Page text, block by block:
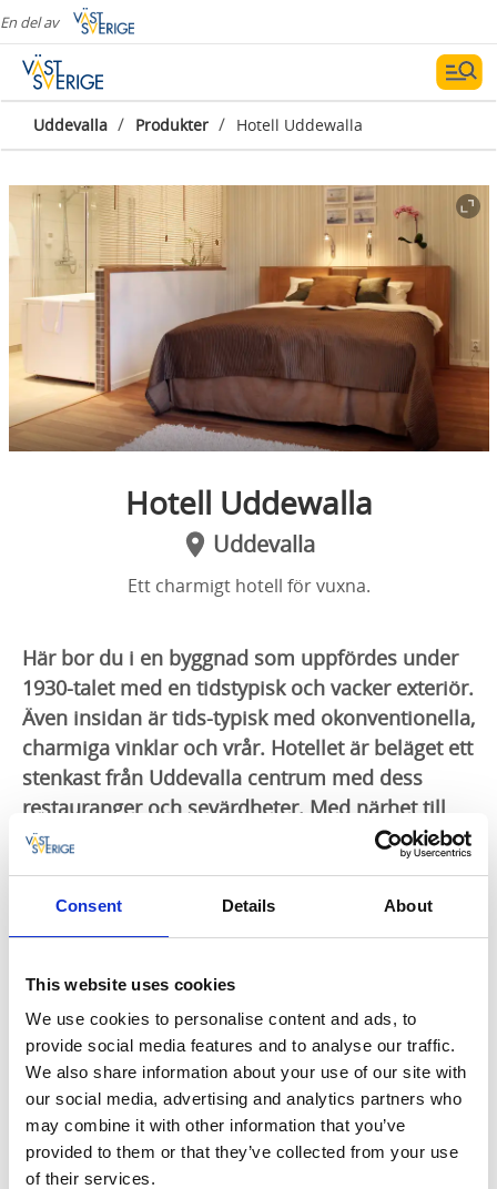
Consent Details About
This website uses cookies
We use cookies to personalise content and ads, to
provide social media features and to analyse our traffic.
We also share information about your use of our site with
our social media, advertising and analytics partners who
may combine it with other information that you’ve
provided to them or that they’ve collected from your use
of their services.
En del av
Uddevalla / Produkter / Hotell Uddewalla
Hotell Uddewalla
Uddevalla
Ett charmigt hotell för vuxna.
Här bor du i en byggnad som uppfördes under
1930-talet med en tidstypisk och vacker exteriör.
Även insidan är tids-typisk med okonventionella,
charmiga vinklar och vrår. Hotellet är beläget ett
stenkast från Uddevalla centrum med dess
restauranger och sevärdheter. Med närhet till
centralstationen och centrum bor du här helt
Njut av den lugna och gemytliga atmosfären på Hotell
Uddevalla.
Här kan du sitta länge och äta en delikat frukost med
hemlagade rätter, ta en eftermiddagsfika eller dricka
något gott i loungen före middagen.
Här får gästen både lite mindre – och lite mer. Lite
mindre därför att Hotell Udewalla är ett litet hotell
som satsar helhjärtat på att ge personlig service och
det ”lilla extra”.